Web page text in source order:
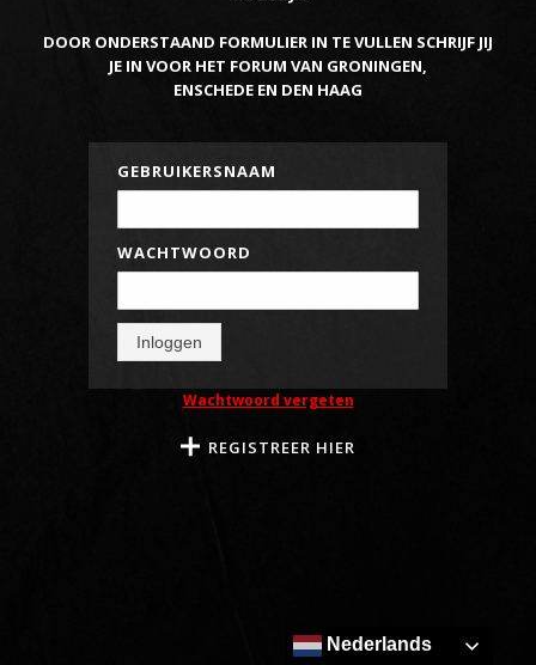
DOOR ONDERSTAAND FORMULIER IN TE VULLEN SCHRIJF JIJ
JE IN VOOR HET FORUM VAN GRONINGEN,
ENSCHEDE EN DEN HAAG
GEBRUIKERSNAAM
WACHTWOORD
Inloggen
Wachtwoord vergeten
REGISTREER HIER
Nederlands